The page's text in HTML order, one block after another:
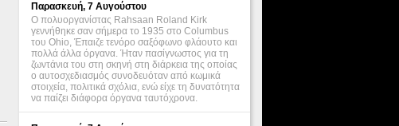
Παρασκευή, 7 Αυγούστου
Ο πολυοργανίστας Rahsaan Roland Kirk
γεννήθηκε σαν σήμερα το 1935 στο Columbus
του Ohio, Έπαιζε τενόρο σαξόφωνο φλάουτο και
πολλά άλλα όργανα. Ήταν πασίγνωστος για τη
ζωντάνια του στη σκηνή στη διάρκεια της οποίας
ο αυτοσχεδιασμός συνοδευόταν από κωμικά
στοιχεία, πολιτικά σχόλια, ενώ είχε τη δυνατότητα
να παίζει διάφορα όργανα ταυτόχρονα.